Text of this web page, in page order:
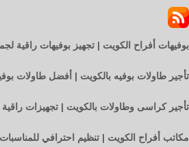
بوفيهات أفراح الكويت | تجهيز بوفيهات راقية
تأجير طاولات بوفيه بالكويت | أفضل طاولات
تأجير كراسى وطاولات بالكويت | تجهيزات
مكاتب أفراح الكويت | تنظيم احترافي